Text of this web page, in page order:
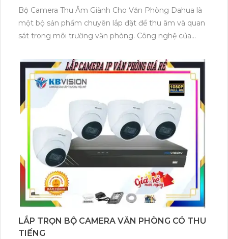
Bộ Camera Thu Âm Giành Cho Văn Phòng Dahua là
một bộ sản phẩm chuyên lắp đặt để thu âm và quan
sát trong môi trường văn phòng. Công nghệ của
mang lại chất lượng cao và hiệu suất tối ưu.
Bộ camera này được trang bị chức năng vượt trội thu
âm, giúp bạn có thể ghi lại âm thanh rõ ràng và chân
thực
LẮP TRỌN BỘ CAMERA VĂN PHÒNG CÓ THU
TIẾNG